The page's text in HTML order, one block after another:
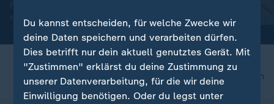
nach oben
Du kannst entscheiden, für welche Zwecke wir
deine Daten speichern und verarbeiten dürfen.
Dies betrifft nur dein aktuell genutztes Gerät. Mit
"Zustimmen" erklärst du deine Zustimmung zu
unserer Datenverarbeitung, für die wir deine
Einwilligung benötigen. Oder du legst unter